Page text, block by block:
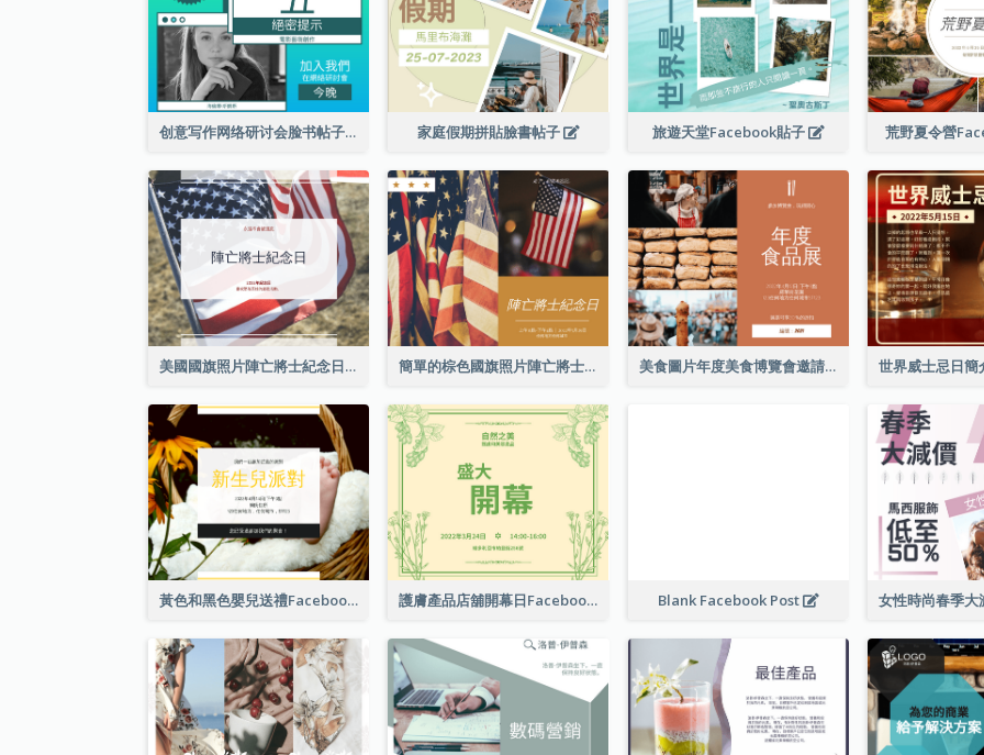
创意写作网络研讨会脸书帖子 家庭假期拼貼臉書帖子 旅遊天堂Facebook貼子 荒野夏令營
美國國旗照片陣亡將士紀念日慶祝活動Facebook帖子 簡單的棕色國旗照片陣亡將士紀念日Facebook帖子 美食圖片年度美食博覽會邀請函Facebook帖子
黃色和黑色嬰兒送禮Facebook帖子 護膚產品店舖開幕日Facebook帖子 Blank Facebook Post